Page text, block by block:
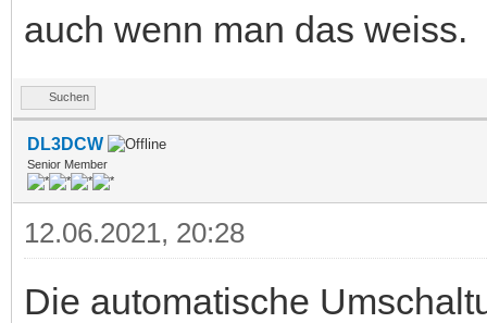
auch wenn man das weiss.
Suchen
DL3DCW
Senior Member
12.06.2021, 20:28
Die automatische